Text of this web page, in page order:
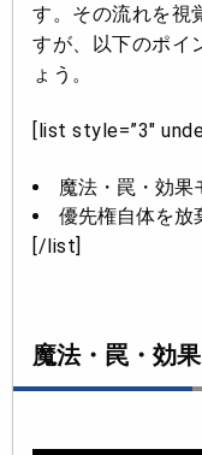
す。その流れを視
すが、以下のポイ
ょう。
[list style=”3″
魔法・罠・効果
優先権自体を放
[/list]
魔法・罠・効